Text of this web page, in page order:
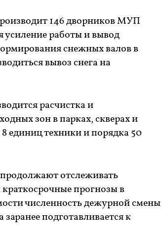
146 дворников МУП
усиление работы и вывод
снежных валов в
вывоз снега на
расчистка и
зон в парках, скверах и
единиц техники и порядка 50
отслеживать
прогнозы в
численность дежурной смены
подготавливается к